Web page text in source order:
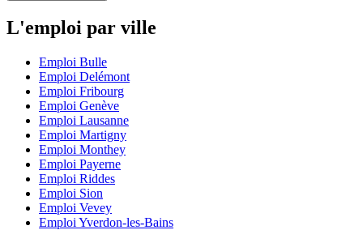
L'emploi par ville
Emploi Bulle
Emploi Delémont
Emploi Fribourg
Emploi Genève
Emploi Lausanne
Emploi Martigny
Emploi Monthey
Emploi Payerne
Emploi Riddes
Emploi Sion
Emploi Vevey
Emploi Yverdon-les-Bains